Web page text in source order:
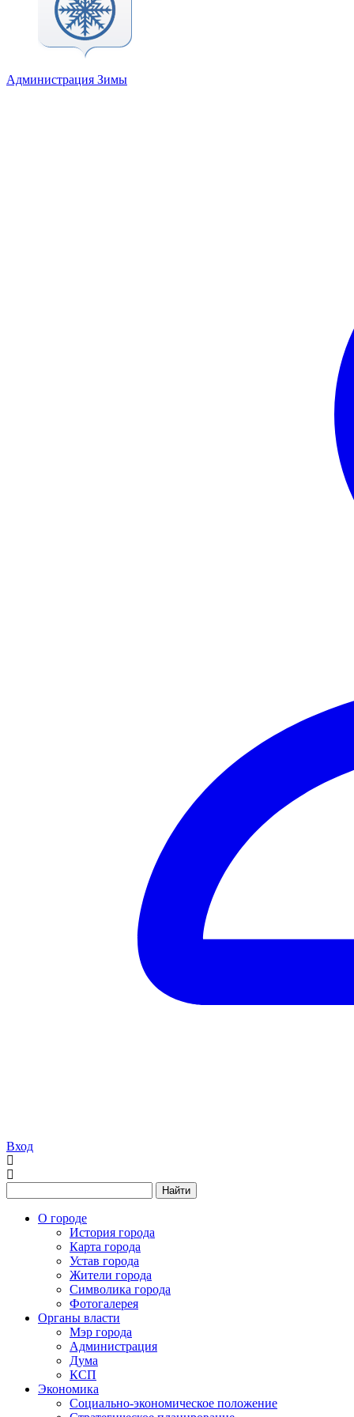
Администрация Зимы
Вход
Найти
О городе
История города
Карта города
Устав города
Жители города
Символика города
Фотогалерея
Органы власти
Мэр города
Администрация
Дума
КСП
Экономика
Социально-экономическое положение